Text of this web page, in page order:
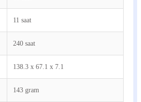
11 saat
240 saat
138.3 x 67.1 x 7.1
143 gram